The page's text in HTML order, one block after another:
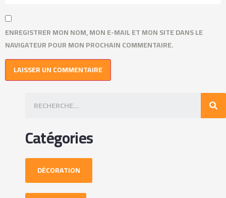
ENREGISTRER MON NOM, MON E-MAIL ET MON SITE DANS LE
NAVIGATEUR POUR MON PROCHAIN COMMENTAIRE.
Catégories
DÉCORATION